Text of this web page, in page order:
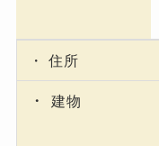
・ 住所
・ 建物